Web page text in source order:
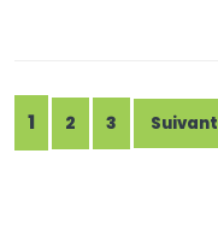
Pagination
des
1 2 3 Suivant